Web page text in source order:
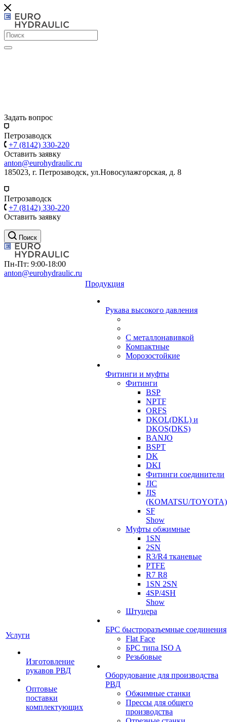
Задать вопрос
Петрозаводск
+7 (8142) 330-220
Оставить заявку
anton@eurohydraulic.ru
185023, г. Петрозаводск, ул.Новосулажгорская, д. 8
Петрозаводск
+7 (8142) 330-220
Оставить заявку
Поиск
Пн-Пт: 9:00-18:00
anton@eurohydraulic.ru
Услуги
Изготовление
рукавов РВД
Оптовые
поставки
комплектующих
Продукция
Рукава высокого давления
С металлонавивкой
Компактные
Морозостойкие
Фитинги и муфты
Фитинги
BSP
NPTF
ORFS
DKOL(DKL) и
DKOS(DKS)
BANJO
BSPT
DK
DKI
Фитинги соединители
JIC
JIS
(KOMATSU/TOYOTA)
SF
Show
Муфты обжимные
1SN
2SN
R3/R4 тканевые
PTFE
R7 R8
1SN 2SN
4SP/4SH
Show
Штуцера
БРС быстроразъемные соединения
Flat Face
БРС типа ISO A
Резьбовые
Оборудование для производства
РВД
Обжимные станки
Прессы для общего
производства